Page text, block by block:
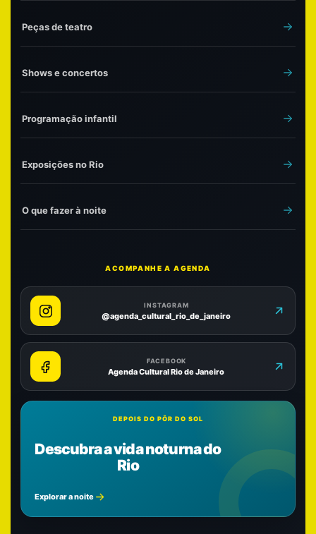
Peças de teatro
Shows e concertos
Programação infantil
Exposições no Rio
O que fazer à noite
ACOMPANHE A AGENDA
INSTAGRAM
@agenda_cultural_rio_de_janeiro
FACEBOOK
Agenda Cultural Rio de Janeiro
DEPOIS DO PÔR DO SOL
Descubra a vida noturna do
Rio
Explorar a noite